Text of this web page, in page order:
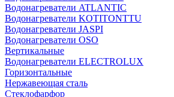
Водонагреватели ATLANTIC
Водонагреватели KOTITONTTU
Водонагреватели JASPI
Водонагреватели OSO
Вертикальные
Водонагреватели ELECTROLUX
Горизонтальные
Нержавеющая сталь
Стеклофарфор